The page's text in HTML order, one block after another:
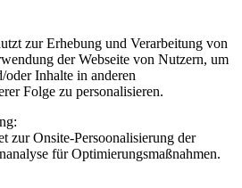
Onsite-Persoonalisierung der
für Optimierungsmaßnahmen.
Anzeigen auf dritten
Seiten und Produkte zu